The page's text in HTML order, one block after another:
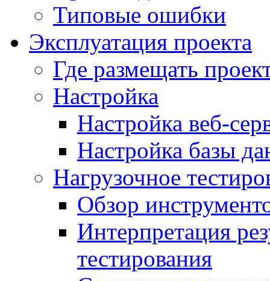
Типовые ошибки
Эксплуатация проекта
Где размещать
Настройка
Настройка веб-
Настройка базы
Нагрузочное
Обзор
Интерпретация
тестирования